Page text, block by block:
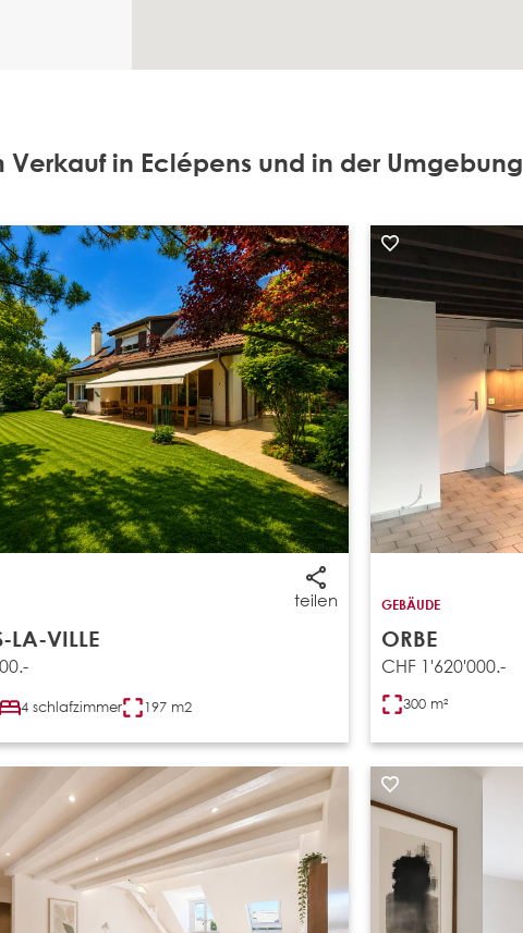
Verkauf in Eclépens und in der Umgebung
teilen
LA-VILLE
4 schlafzimmer 197 m2
GEBÄUDE
ORBE
CHF 1'620'000.-
300 m²